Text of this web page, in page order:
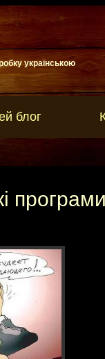
українською
блог